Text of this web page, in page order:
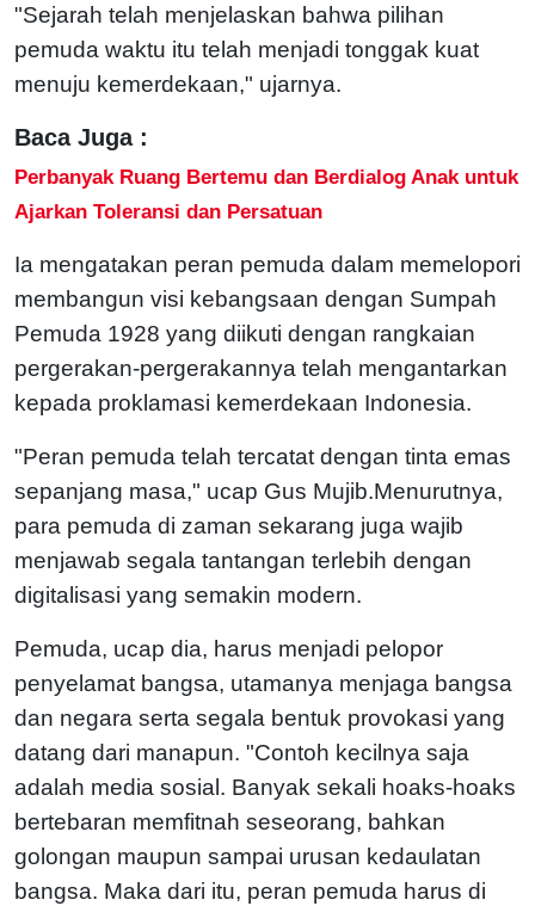
"Sejarah telah menjelaskan bahwa pilihan
pemuda waktu itu telah menjadi tonggak kuat
menuju kemerdekaan," ujarnya.
Baca Juga :
Perbanyak Ruang Bertemu dan Berdialog Anak untuk
Ajarkan Toleransi dan Persatuan
Ia mengatakan peran pemuda dalam memelopori
membangun visi kebangsaan dengan Sumpah
Pemuda 1928 yang diikuti dengan rangkaian
pergerakan-pergerakannya telah mengantarkan
kepada proklamasi kemerdekaan Indonesia.
"Peran pemuda telah tercatat dengan tinta emas
sepanjang masa," ucap Gus Mujib.Menurutnya,
para pemuda di zaman sekarang juga wajib
menjawab segala tantangan terlebih dengan
digitalisasi yang semakin modern.
Pemuda, ucap dia, harus menjadi pelopor
penyelamat bangsa, utamanya menjaga bangsa
dan negara serta segala bentuk provokasi yang
datang dari manapun. "Contoh kecilnya saja
adalah media sosial. Banyak sekali hoaks-hoaks
bertebaran memfitnah seseorang, bahkan
golongan maupun sampai urusan kedaulatan
bangsa. Maka dari itu, peran pemuda harus di